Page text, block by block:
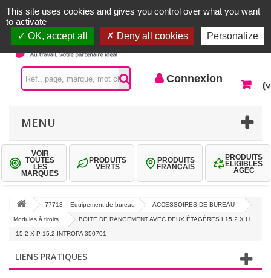
Contactez-nous
Connexion
MENU
VOIR
TOUTES
LES
MARQUES
PRODUITS
VERTS
PRODUITS
FRANÇAIS
PRODUITS
ÉLIGIBLES
AGEC
77713 -- Equipement de bureau ACCESSOIRES DE BUREAU
Modules à tiroirs BOITE DE RANGEMENT AVEC DEUX ÉTAGÈRES L15,2 X H
15,2 X P 15,2 INTROPA 350701
LIENS PRATIQUES
This site uses cookies and gives you control over what you want
to activate
OK, accept all
Deny all cookies Personalize